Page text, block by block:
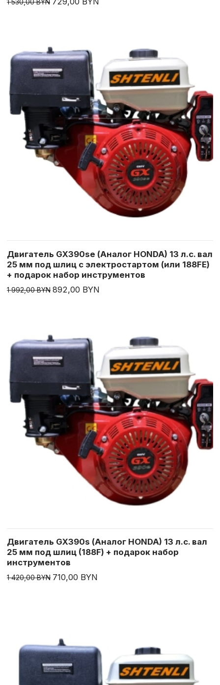
1 530,00 BYN
Двигатель GX390se (Аналог HONDA) 13 л.с. вал
25 мм под шлиц с электростартом (или 188FE)
+ подарок набор инструментов
1 992,00 BYN 892,00 BYN
Двигатель GX390s (Аналог HONDA) 13 л.с. вал
25 мм под шлиц (188F) + подарок набор
инструментов
1 420,00 BYN 710,00 BYN